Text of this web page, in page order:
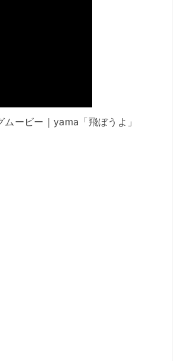
ービー｜yama「飛ぼうよ」